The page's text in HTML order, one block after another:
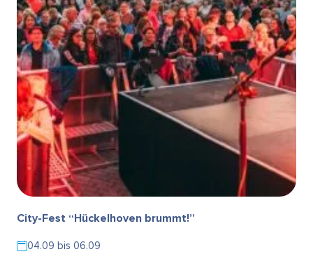
City-Fest “Hückelhoven brummt!”
04.09 bis 06.09